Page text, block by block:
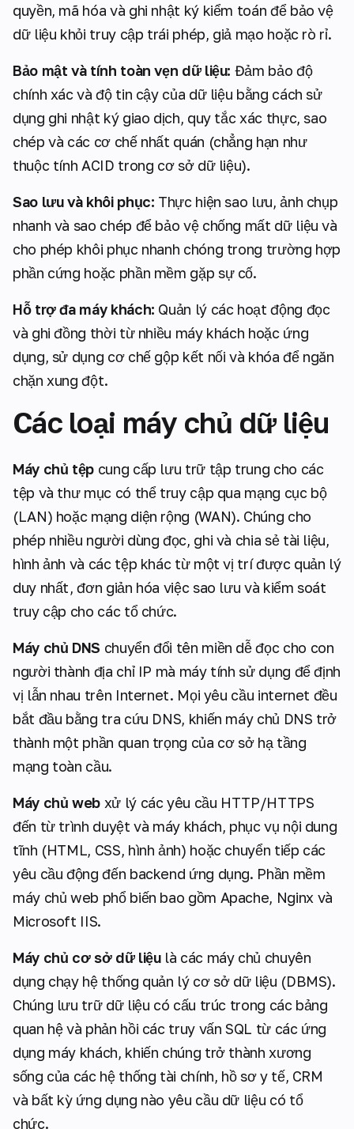
quyền, mã hóa và ghi nhật ký kiểm toán để bảo vệ
dữ liệu khỏi truy cập trái phép, giả mạo hoặc rò rỉ.
Bảo mật và tính toàn vẹn dữ liệu: Đảm bảo độ
chính xác và độ tin cậy của dữ liệu bằng cách sử
dụng ghi nhật ký giao dịch, quy tắc xác thực, sao
chép và các cơ chế nhất quán (chẳng hạn như
thuộc tính ACID trong cơ sở dữ liệu).
Sao lưu và khôi phục: Thực hiện sao lưu, ảnh chụp
nhanh và sao chép để bảo vệ chống mất dữ liệu và
cho phép khôi phục nhanh chóng trong trường hợp
phần cứng hoặc phần mềm gặp sự cố.
Hỗ trợ đa máy khách: Quản lý các hoạt động đọc
và ghi đồng thời từ nhiều máy khách hoặc ứng
dụng, sử dụng cơ chế gộp kết nối và khóa để ngăn
chặn xung đột.
Các loại máy chủ dữ liệu
Máy chủ tệp cung cấp lưu trữ tập trung cho các
tệp và thư mục có thể truy cập qua mạng cục bộ
(LAN) hoặc mạng diện rộng (WAN). Chúng cho
phép nhiều người dùng đọc, ghi và chia sẻ tài liệu,
hình ảnh và các tệp khác từ một vị trí được quản lý
duy nhất, đơn giản hóa việc sao lưu và kiểm soát
truy cập cho các tổ chức.
Máy chủ DNS chuyển đổi tên miền dễ đọc cho con
người thành địa chỉ IP mà máy tính sử dụng để định
vị lẫn nhau trên Internet. Mọi yêu cầu internet đều
bắt đầu bằng tra cứu DNS, khiến máy chủ DNS trở
thành một phần quan trọng của cơ sở hạ tầng
mạng toàn cầu.
Máy chủ web xử lý các yêu cầu HTTP/HTTPS
đến từ trình duyệt và máy khách, phục vụ nội dung
tĩnh (HTML, CSS, hình ảnh) hoặc chuyển tiếp các
yêu cầu động đến backend ứng dụng. Phần mềm
máy chủ web phổ biến bao gồm Apache, Nginx và
Microsoft IIS.
Máy chủ cơ sở dữ liệulà các máy chủ chuyên
dụng chạy hệ thống quản lý cơ sở dữ liệu (DBMS).
Chúng lưu trữ dữ liệu có cấu trúc trong các bảng
quan hệ và phản hồi các truy vấn SQL từ các ứng
dụng máy khách, khiến chúng trở thành xương
sống của các hệ thống tài chính, hồ sơ y tế, CRM
và bất kỳ ứng dụng nào yêu cầu dữ liệu có tổ
chức.